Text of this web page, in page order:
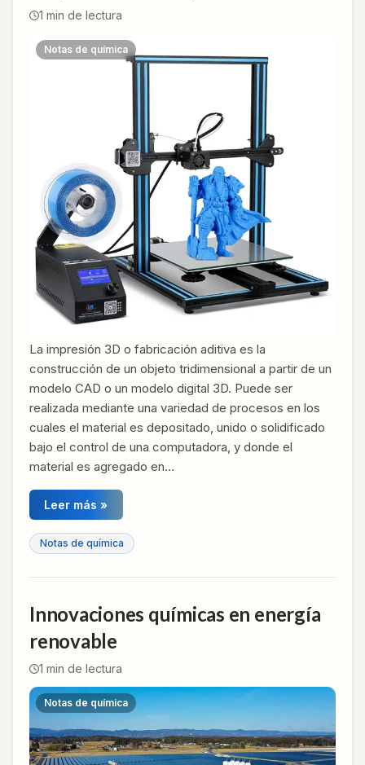
1 min de lectura
Notas de química
La impresión 3D o fabricación aditiva es la
construcción de un objeto tridimensional a partir de un
modelo CAD o un modelo digital 3D. Puede ser
realizada mediante una variedad de procesos en los
cuales el material es depositado, unido o solidificado
bajo el control de una computadora, y donde el
material es agregado en…
Leer más »
Notas de química
Innovaciones químicas en energía
renovable
1 min de lectura
Notas de química